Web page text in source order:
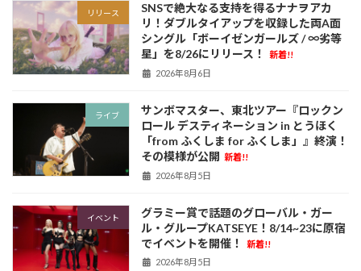
リリース
SNSで絶大なる支持を得るナナヲアカ
リ！ダブルタイアップを収録した両A面
シングル「ボーイゼンガールズ / ∞劣等
星」を8/26にリリース！
新着!!
2026年8月6日
ライブ
サンボマスター、東北ツアー『ロックン
ロール デスティネーション in とうほく
「from ふくしま for ふくしま」』終演！
その模様が公開 新着!!
2026年8月5日
イベント
グラミー賞で話題のグローバル・ガー
ル・グループKATSEYE！8/14~23に原宿
でイベントを開催！
新着!!
2026年8月5日